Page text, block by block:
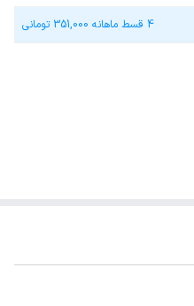
4 قسط ماهانه 351,000 تومانی